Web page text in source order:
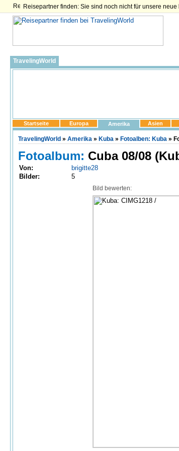
Reisepartner finden: Sie sind noch nicht für unsere
TravelingWorld
Startseite Europa Amerika Asien
TravelingWorld » Amerika » Kuba » Fotoalben: Kuba »
Fotoalbum: Cuba 08/08
Von:
brigitte28
Bilder:
5
Bild bewerten: